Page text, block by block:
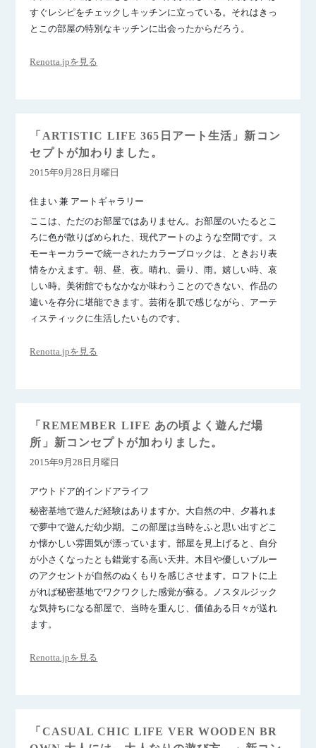
すぐレシピをチェックしキッチンに立っている。それはきっ
とこの部屋の特別なキッチンに出会ったからだろう。
Renotta.jpを見る
「ARTISTIC LIFE 365日アート生活」新コン
セプトが加わりました。
2015年9月28日月曜日
住まい 兼 アートギャラリー
ここは、ただのお部屋ではありません。お部屋のいたるとこ
ろに色が散りばめられた、現代アートのような空間です。ス
モーキーカラーで統一されたカラーブロックは、ときおり表
情をかえます。朝、昼、夜。晴れ、曇り、雨。嬉しい時、哀
しい時。美術館でもなかなか味わうことのできない、作品の
違いを存分に堪能できます。芸術を肌で感じながら、アーテ
ィスティックに生活したいものです。
Renotta.jpを見る
「REMEMBER LIFE あの頃よく遊んだ場
所」新コンセプトが加わりました。
2015年9月28日月曜日
アウトドア的インドアライフ
秘密基地で遊んだ経験はありますか。大自然の中、夕暮れま
で夢中で遊んだ幼少期。この部屋は当時をふと思い出すどこ
か懐かしい雰囲気が漂っています。部屋を見上げると、自分
が小さくなったとも錯覚する高い天井。木目や優しいブルー
のアクセントが自然のぬくもりを感じさせます。ロフトに上
がれば秘密基地でワクワクした感覚が蘇る。ノスタルジック
な気持ちになる部屋で、当時を重んじ、価値ある日々が送れ
ます。
Renotta.jpを見る
「CASUAL CHIC LIFE VER WOODEN BR